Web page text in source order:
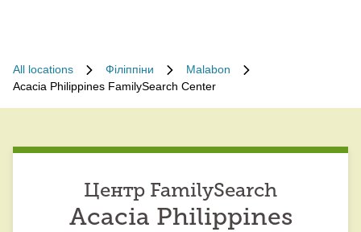
All locations Філіппіни
Malabon
Acacia Philippines FamilySearch Center
Центр FamilySearch
Acacia Philippines